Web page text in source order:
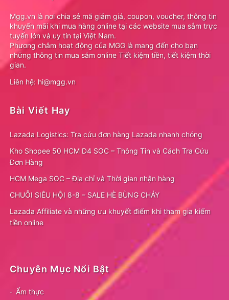
Mgg.vn là nơi chia sẻ mã giảm giá, coupon, voucher, thông tin
khuyến mãi khi mua hàng online tại các website mua sắm trực
tuyến lớn và uy tín tại Việt Nam.
Phương châm hoạt động của MGG là mang đến cho bạn
những thông tin mua sắm online Tiết kiệm tiền, tiết kiệm thời
gian.
Liên hệ: hi@mgg.vn
Bài Viết Hay
Lazada Logistics: Tra cứu đơn hàng Lazada nhanh chóng
Kho Shopee 50 HCM D4 SOC – Thông Tin và Cách Tra Cứu
Đơn Hàng
HCM Mega SOC – Địa chỉ và Thời gian nhận hàng
CHUỖI SIÊU HỘI 8-8 – SALE HÈ BÙNG CHÁY
Lazada Affiliate và những ưu khuyết điểm khi tham gia kiếm
tiền online
Chuyên Mục Nổi Bật
Ẩm thực